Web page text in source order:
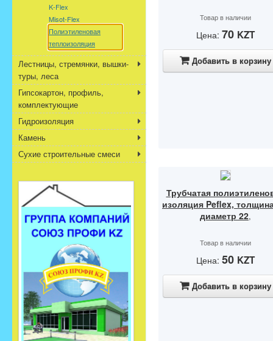
Товар в наличии
Цена: 70 KZT
Добавить в корзину
Трубчатая
изоляция Peflex,
диаметр 22,
Товар в наличии
Цена: 50 KZT
Добавить в корзину
K-Flex
Misot-Flex
Полиэтиленовая
теплоизоляция
Лестницы, стремянки, вышки-
туры, леса
Гипсокартон, профиль,
комплектующие
Гидроизоляция
Камень
Сухие строительные смеси